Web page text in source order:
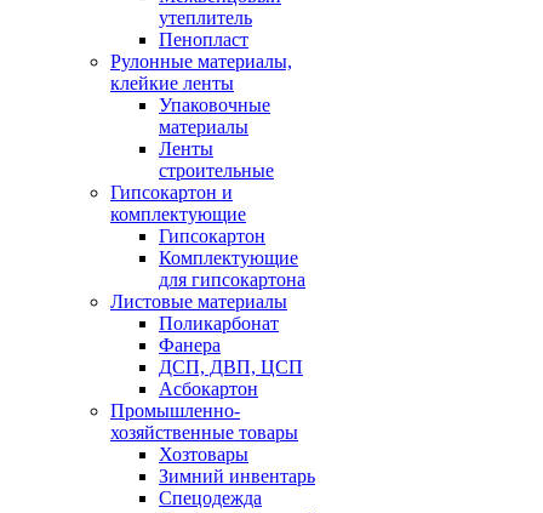
утеплитель
Пенопласт
Рулонные материалы,
клейкие ленты
Упаковочные
материалы
Ленты
строительные
Гипсокартон и
комплектующие
Гипсокартон
Комплектующие
для гипсокартона
Листовые материалы
Поликарбонат
Фанера
ДСП, ДВП, ЦСП
Асбокартон
Промышленно-
хозяйственные товары
Хозтовары
Зимний инвентарь
Спецодежда